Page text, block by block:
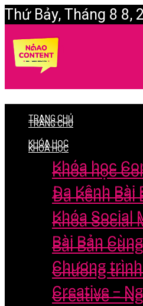
Thứ Bảy, Tháng 8 8,
Login
TRANG CHỦ
KHÓA HỌC
Khóa học
Đa Kênh Bài
Khóa Social
Bài Bản
Chương
Creative –
TRANG CHỦ
KHÓA HỌC
Khóa học
Đa Kênh Bài
Khóa Social
Bài Bản
Chương
Creative –